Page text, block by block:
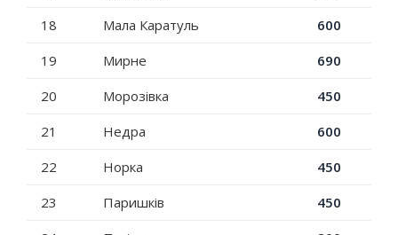
18
Мала Каратуль
600
19
Мирне
690
20
Морозівка
450
21
Недра
600
22
Норка
450
23
Паришків
450